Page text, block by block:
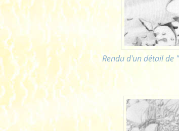
Rendu d'un détail de